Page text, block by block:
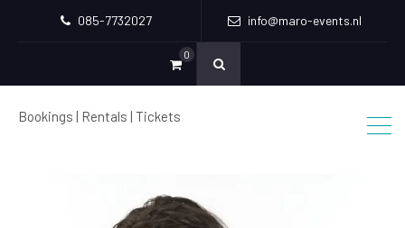
085-7732027 info@maro-events.nl
0
Bookings | Rentals | Tickets